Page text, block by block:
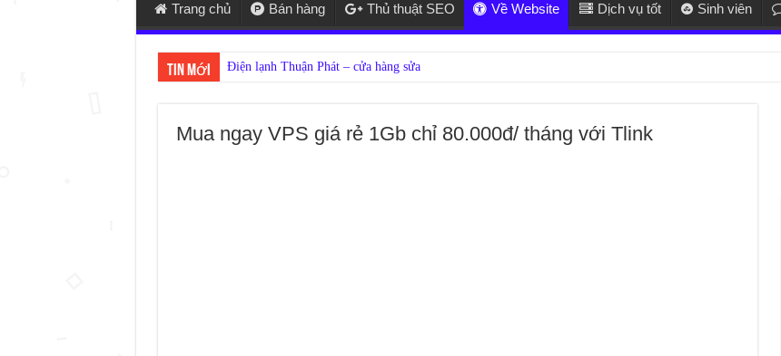
Trang chủ Bán hàng Thủ thuật SEO Về Website Dịch vụ tốt Sinh viên
Tin mới
Mua ngay VPS giá rẻ 1Gb chỉ 80.000đ/ tháng với Tlink